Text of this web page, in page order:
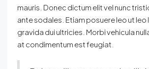
mauris. Donec dictum elit vel nunc
ante sodales. Etiam posuere leo ut leo
gravida dui ultricies. Morbi vehicula
at condimentum est feugiat.